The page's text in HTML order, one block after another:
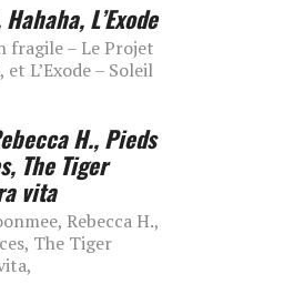
L’Exode
fragile – Le Projet
L’Exode – Soleil
H., Pieds
The Tiger
vita
Rebecca H.,
The Tiger